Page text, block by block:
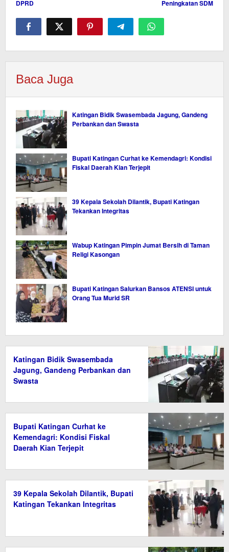
DPRD Peningkatan SDM
Baca Juga
Katingan Bidik Swasembada Jagung, Gandeng
Perbankan dan Swasta
Bupati Katingan Curhat ke Kemendagri: Kondisi
Fiskal Daerah Kian Terjepit
39 Kepala Sekolah Dilantik, Bupati Katingan
Tekankan Integritas
Wabup Katingan Pimpin Jumat Bersih di Taman
Religi Kasongan
Bupati Katingan Salurkan Bansos ATENSI untuk
Orang Tua Murid SR
Katingan Bidik Swasembada
Jagung, Gandeng Perbankan dan
Swasta
Bupati Katingan Curhat ke
Kemendagri: Kondisi Fiskal
Daerah Kian Terjepit
39 Kepala Sekolah Dilantik, Bupati
Katingan Tekankan Integritas